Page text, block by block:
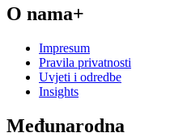
O nama+
Impresum
Pravila privatnosti
Uvjeti i odredbe
Insights
Međunarodna